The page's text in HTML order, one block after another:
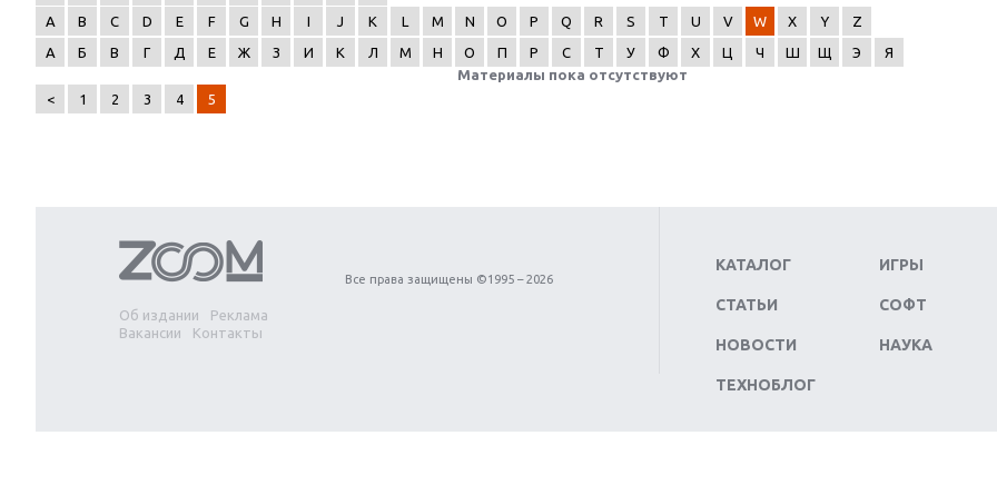
A
B C D E F G H I J K L M N O P Q R S T U V W X Y
Z
А
Б В Г Д Е Ж З И К Л М Н О П Р С Т У Ф Х Ц Ч Ш Щ Э
Я
Материалы пока отсутствуют
<
1 2 3 4 5
Next
Об издании
Реклама
Вакансии
Контакты
Все права защищены ©1995 – 2026
КАТАЛОГ
СТАТЬИ
НОВОСТИ
ТЕХНОБЛОГ
ИГРЫ
СОФТ
НАУКА